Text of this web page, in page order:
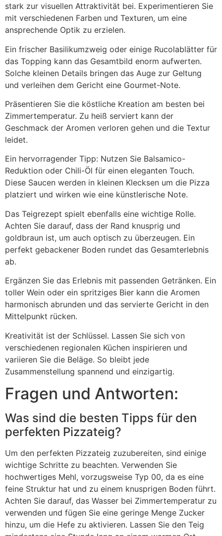
stark zur visuellen Attraktivität bei. Experimentieren Sie
mit verschiedenen Farben und Texturen, um eine
ansprechende Optik zu erzielen.
Ein frischer Basilikumzweig oder einige Rucolablätter für
das Topping kann das Gesamtbild enorm aufwerten.
Solche kleinen Details bringen das Auge zur Geltung
und verleihen dem Gericht eine Gourmet-Note.
Präsentieren Sie die köstliche Kreation am besten bei
Zimmertemperatur. Zu heiß serviert kann der
Geschmack der Aromen verloren gehen und die Textur
leidet.
Ein hervorragender Tipp: Nutzen Sie Balsamico-
Reduktion oder Chili-Öl für einen eleganten Touch.
Diese Saucen werden in kleinen Klecksen um die Pizza
platziert und wirken wie eine künstlerische Note.
Das Teigrezept spielt ebenfalls eine wichtige Rolle.
Achten Sie darauf, dass der Rand knusprig und
goldbraun ist, um auch optisch zu überzeugen. Ein
perfekt gebackener Boden rundet das Gesamterlebnis
ab.
Ergänzen Sie das Erlebnis mit passenden Getränken. Ein
toller Wein oder ein spritziges Bier kann die Aromen
harmonisch abrunden und das servierte Gericht in den
Mittelpunkt rücken.
Kreativität ist der Schlüssel. Lassen Sie sich von
verschiedenen regionalen Küchen inspirieren und
variieren Sie die Beläge. So bleibt jede
Zusammenstellung spannend und einzigartig.
Fragen und Antworten:
Was sind die besten Tipps für den
perfekten Pizzateig?
Um den perfekten Pizzateig zuzubereiten, sind einige
wichtige Schritte zu beachten. Verwenden Sie
hochwertiges Mehl, vorzugsweise Typ 00, da es eine
feine Struktur hat und zu einem knusprigen Boden führt.
Achten Sie darauf, das Wasser bei Zimmertemperatur zu
verwenden und fügen Sie eine geringe Menge Zucker
hinzu, um die Hefe zu aktivieren. Lassen Sie den Teig